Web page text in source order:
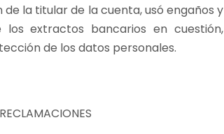
la titular de la cuenta, usó engaños y
extractos bancarios en cuestión,
de los datos personales.